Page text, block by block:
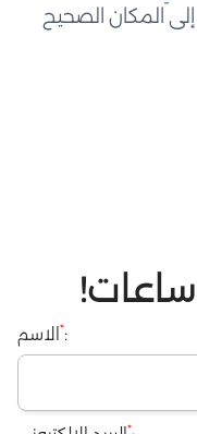
المكان الصحيح
عالية - رواد
الجودة
الاسم *:
*